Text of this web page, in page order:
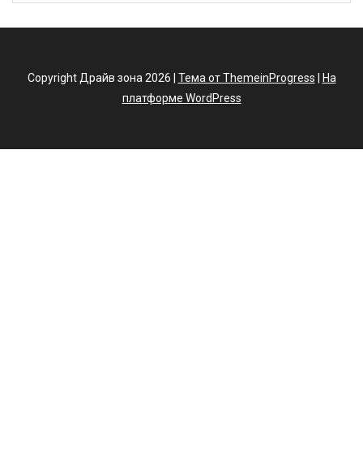
Copyright Драйв зона 2026 | Тема от ThemeinProgress
На
платформе WordPress